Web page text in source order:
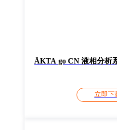
ÄKTA go CN 液相分析
立即下